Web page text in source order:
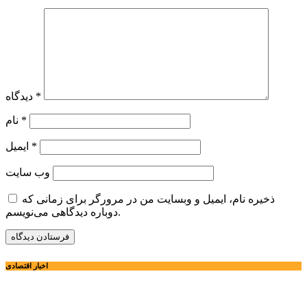
*
*
*
وب‌ سایت
ذخیره نام، ایمیل و وبسایت من در مرورگر برای زمانی که
دوباره دیدگاهی می‌نویسم.
اخبار اقتصادی